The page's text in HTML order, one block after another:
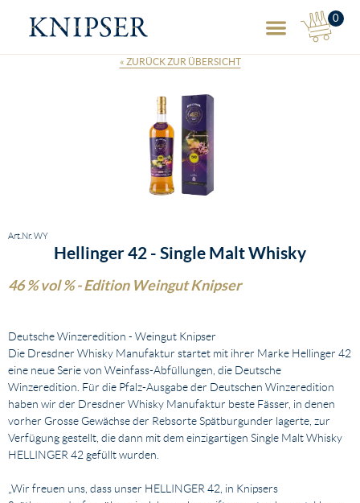
0
« ZURÜCK ZUR ÜBERSICHT
Art.Nr. WY
Hellinger 42 - Single Malt Whisky
46 % vol % - Edition Weingut Knipser
Deutsche Winzeredition - Weingut Knipser
Die Dresdner Whisky Manufaktur startet mit ihrer Marke Hellinger 42
eine neue Serie von Weinfass-Abfüllungen, die Deutsche
Winzeredition. Für die Pfalz-Ausgabe der Deutschen Winzeredition
haben wir der Dresdner Whisky Manufaktur beste Fässer, in denen
vorher Grosse Gewächse der Rebsorte Spätburgunder lagerte, zur
Verfügung gestellt, die dann mit dem einzigartigen Single Malt Whisky
HELLINGER 42 gefüllt wurden.
„Wir freuen uns, dass unser HELLINGER 42, in Knipsers